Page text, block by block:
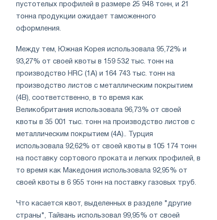
пустотелых профилей в размере 25 948 тонн, и 21
тонна продукции ожидает таможенного
оформления.
Между тем, Южная Корея использовала 95,72% и
93,27% от своей квоты в 159 532 тыс. тонн на
производство HRC (1A) и 164 743 тыс. тонн на
производство листов с металлическим покрытием
(4B), соответственно, в то время как
Великобритания использовала 96,73% от своей
квоты в 35 001 тыс. тонн на производство листов с
металлическим покрытием (4A).. Турция
использовала 92,62% от своей квоты в 105 174 тонн
на поставку сортового проката и легких профилей, в
то время как Македония использовала 92,95% от
своей квоты в 6 955 тонн на поставку газовых труб.
Что касается квот, выделенных в разделе "другие
страны", Тайвань использовал 99,95% от своей